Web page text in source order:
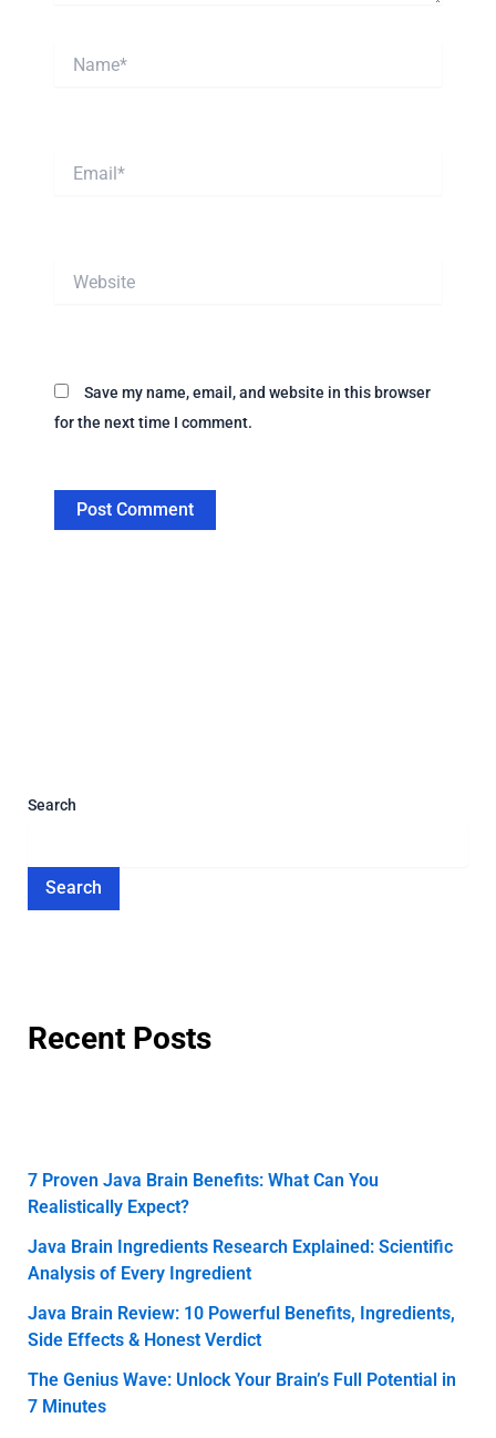
Save my name, email, and website in this browser
for the next time I comment.
Search
Search
Recent Posts
7 Proven Java Brain Benefits: What Can You
Realistically Expect?
Java Brain Ingredients Research Explained: Scientific
Analysis of Every Ingredient
Java Brain Review: 10 Powerful Benefits, Ingredients,
Side Effects & Honest Verdict
The Genius Wave: Unlock Your Brain’s Full Potential in
7 Minutes